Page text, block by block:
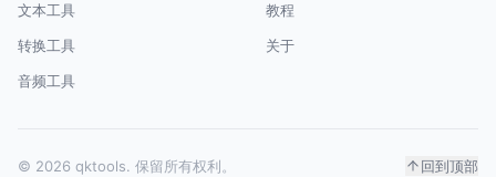
文本工具
转换工具
音频工具
教程
关于
© 2026 qktools. 保留所有权利。 回到顶部